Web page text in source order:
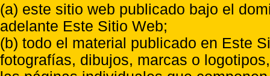
(a) este sitio web publicado bajo el
adelante Este Sitio Web;
(b) todo el material publicado en Este
fotografías, dibujos, marcas o